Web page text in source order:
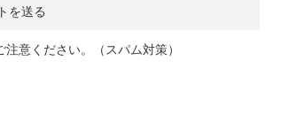
意ください。（スパム対策）